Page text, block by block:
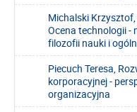
Michalski
Ocena technologii -
filozofii nauki i
Piecuch Teresa,
korporacyjnej -
organizacyjna